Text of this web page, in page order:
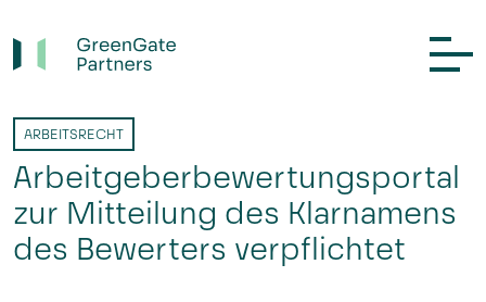
ARBEITSRECHT
Arbeitgeberbewertungsportal
zur Mitteilung des Klarnamens
des Bewerters verpflichtet